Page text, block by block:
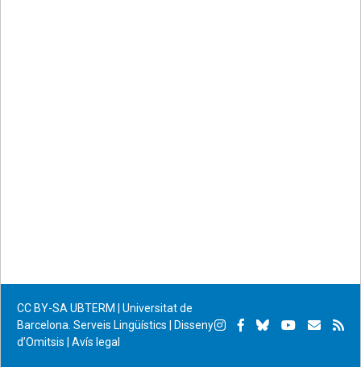
CC BY-SA UBTERM | Universitat de
Barcelona. Serveis Lingüístics
Disseny
d’Omitsis
Avís legal
Instagram
Facebook
BlueskyYouTube